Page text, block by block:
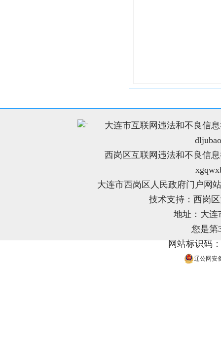
"
大连市互联网违法和不良信
西岗区互联网违法和不良信
大连市西岗区人民政府门户网
技术支持：西岗
地址：大连
您是第
网站标识码
辽公网安